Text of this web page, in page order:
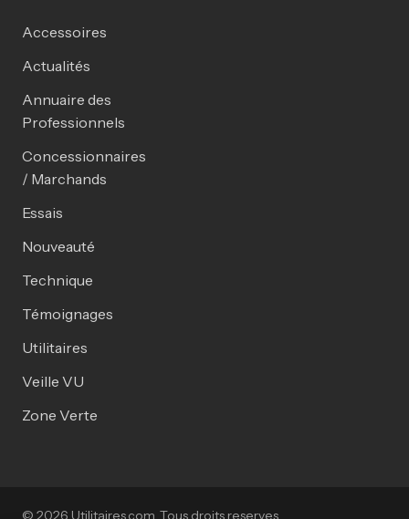
Accessoires
Actualités
Annuaire des
Professionnels
Concessionnaires
/ Marchands
Essais
Nouveauté
Technique
Témoignages
Utilitaires
Veille VU
Zone Verte
© 2026 Utilitaires.com. Tous droits reserves.